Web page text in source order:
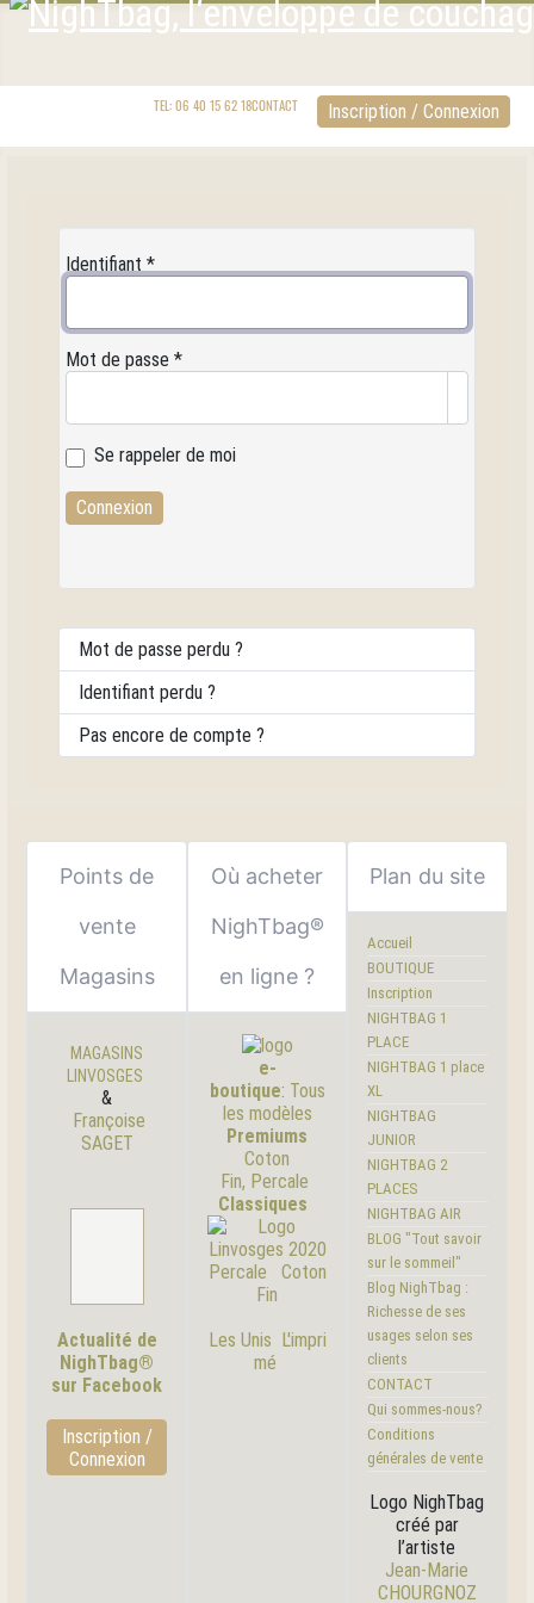
TEL: 06 40 15 62 18CONTACT Inscription / Connexion
Identifiant *
Mot de passe *
Se rappeler de moi
Connexion
Mot de passe perdu ?
Identifiant perdu ?
Pas encore de compte ?
Points de
vente
Magasins
MAGASINS
LINVOSGES
&
Françoise
SAGET
Actualité de
NighTbag®
sur Facebook
Inscription /
Connexion
Où acheter
NighTbag®
en ligne ?
e-
boutique: Tous
les modèles
Premiums
Coton
Fin, Percale
Classiques
Percale
Coton
Fin
Les Unis L'impri
mé
Plan du site
Accueil
BOUTIQUE
Inscription
NIGHTBAG 1
PLACE
NIGHTBAG 1 place
XL
NIGHTBAG
JUNIOR
NIGHTBAG 2
PLACES
NIGHTBAG AIR
BLOG "Tout savoir
sur le sommeil"
Blog NighTbag :
Richesse de ses
usages selon ses
clients
CONTACT
Qui sommes-nous?
Conditions
générales de vente
Logo NighTbag
créé par
l’artiste
Jean-Marie
CHOURGNOZ